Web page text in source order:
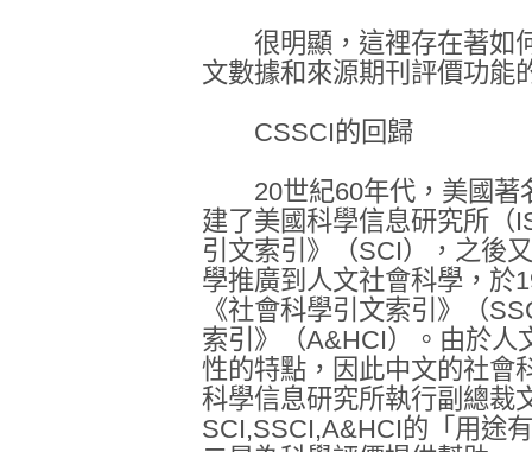
很明顯，這裡存在著如
文數據和來源期刊評價功能
CSSCI的回歸
20世紀60年代，美國著
建了美國科學信息研究所（
引文索引》（SCI），之後
學推廣到人文社會科學，於
《社會科學引文索引》（
索引》（A&HCI）。由於人
性的特點，因此中文的社會
科學信息研究所執行副總裁
SCI,SSCI,A&HCI的「用途